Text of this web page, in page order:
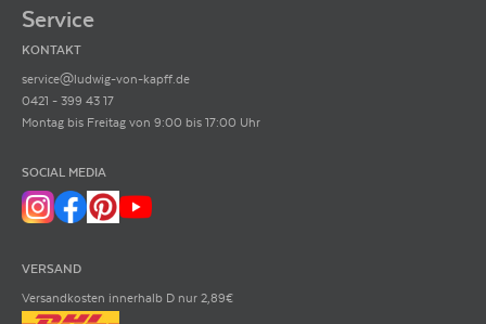
Service
KONTAKT
service@ludwig-von-kapff.de
0421 - 399 43 17
Montag bis Freitag von 9:00 bis 17:00 Uhr
SOCIAL MEDIA
VERSAND
Versandkosten innerhalb D nur 2,89€